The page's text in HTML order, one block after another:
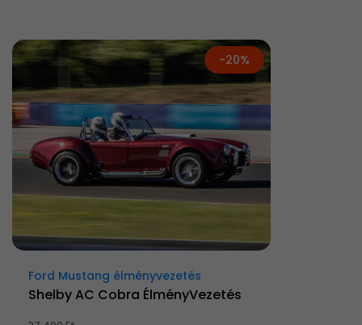
-20%
Ford Mustang élményvezetés
Shelby AC Cobra ÉlményVezetés